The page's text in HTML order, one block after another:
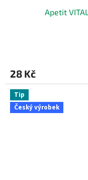
Apetit
28 Kč
Tip
Český výrobek